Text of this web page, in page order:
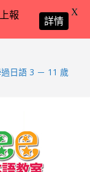
ピーチコンテス
！
日語 3 － 11 歲
水族館常見動物
／水族館常見動
交通工具名稱 –
報
詳情
X